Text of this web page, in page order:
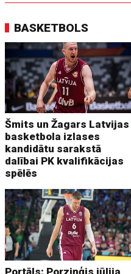
BASKETBOLS
Šmits un Žagars Latvijas
basketbola izlases
kandidātu sarakstā
dalībai PK kvalifikācijas
spēlēs